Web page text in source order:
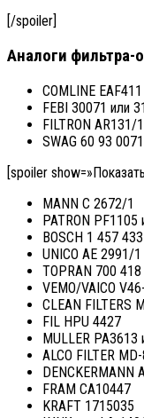
[/spoiler]
Аналоги фильтра-
COMLINE EAF411
FEBI 30071 или
FILTRON AR131/1
SWAG 60 93
[spoiler
MANN C 2672/1
PATRON PF1105
BOSCH 1 457
UNICO AE 2991/
TOPRAN 700 418
VEMO/VAICO
CLEAN FILTERS
FIL HPU 4427
MULLER PA3613
ALCO FILTER
DENCKERMANN
FRAM CA10447
KRAFT 1715035